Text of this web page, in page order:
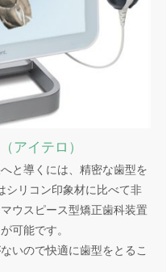
アイテロ）
と導くには、精密な歯型を
シリコン印象材に比べて非
ウスピース型矯正歯科装置
可能です。
いので快適に歯型をとるこ